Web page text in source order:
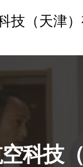
技（天津
科技